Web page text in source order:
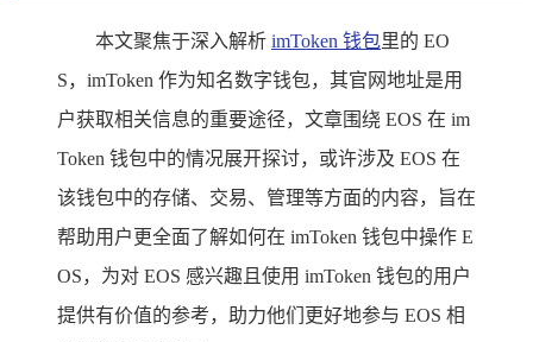
本文聚焦于深入解析 imToken 钱包里的 EO
S，imToken 作为知名数字钱包，其官网地址是用
户获取相关信息的重要途径，文章围绕 EOS 在 im
Token 钱包中的情况展开探讨，或许涉及 EOS 在
该钱包中的存储、交易、管理等方面的内容，旨在
帮助用户更全面了解如何在 imToken 钱包中操作 E
OS，为对 EOS 感兴趣且使用 imToken 钱包的用户
提供有价值的参考，助力他们更好地参与 EOS 相